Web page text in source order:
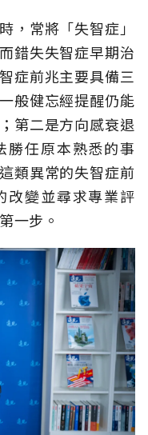
，常將「失智症」
錯失失智症早期治
症前兆主要具備三
般健忘經提醒仍能
第二是方向感衰退
勝任原本熟悉的事
類異常的失智症前
改變並尋求專業評
一步。